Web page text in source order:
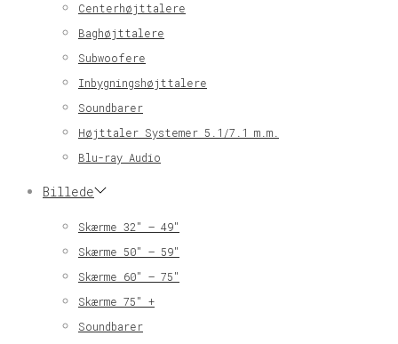
Centerhøjttalere
Baghøjttalere
Subwoofere
Inbygningshøjttalere
Soundbarer
Højttaler Systemer 5.1/7.1 m.m.
Blu-ray Audio
Billede
Skærme 32″ – 49″
Skærme 50″ – 59″
Skærme 60″ – 75″
Skærme 75″ +
Soundbarer